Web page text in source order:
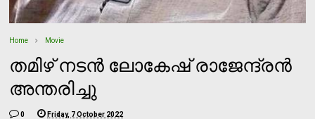
Home Movie
തമിഴ് നടന്‍ ലോകേഷ് രാജേന്ദ്രന്‍
അന്തരിച്ചു
0 Friday, 7 October 2022